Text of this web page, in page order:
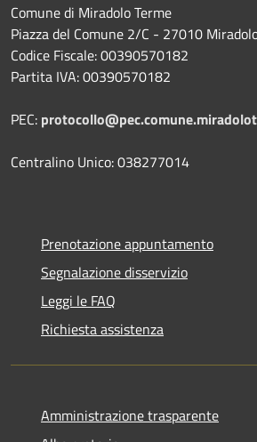
Comune di Miradolo Terme
Piazza del Comune 2/C - 27010
Codice Fiscale: 00390570182
Partita IVA: 00390570182
PEC:
Centralino Unico: 038277014
Prenotazione appuntamento
Segnalazione disservizio
Leggi le FAQ
Richiesta assistenza
Amministrazione trasparente